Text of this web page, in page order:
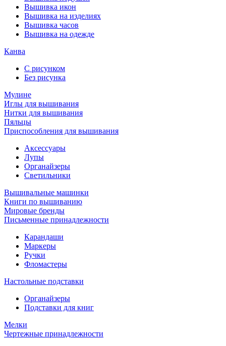
Вышивка икон
Вышивка на изделиях
Вышивка часов
Вышивка на одежде
Канва
С рисунком
Без рисунка
Мулине
Иглы для вышивания
Нитки для вышивания
Пяльцы
Приспособления для вышивания
Аксессуары
Лупы
Органайзеры
Светильники
Вышивальные машинки
Книги по вышиванию
Мировые бренды
Письменные принадлежности
Карандаши
Маркеры
Ручки
Фломастеры
Настольные подставки
Органайзеры
Подставки для книг
Мелки
Чертежные принадлежности